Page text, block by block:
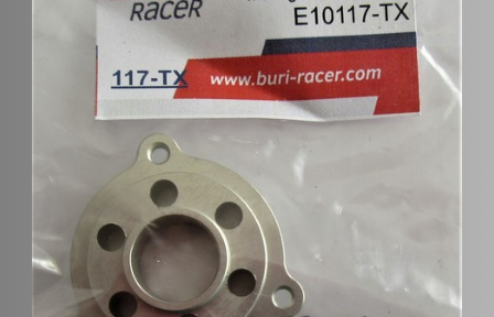
Pièces E1.3
Pièces E2.1